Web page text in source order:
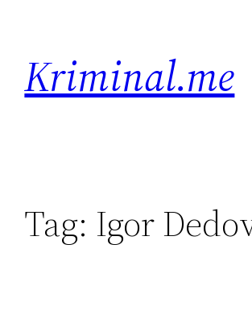
content
Kriminal.me
Tag: Igor